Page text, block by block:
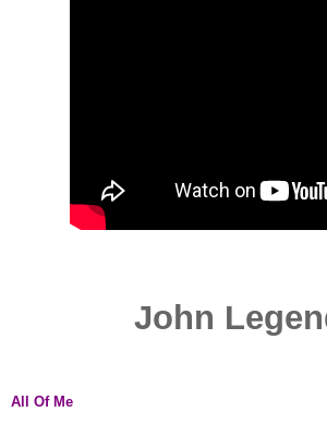
John
All Of Me